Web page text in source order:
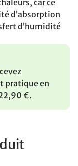
car ce
d’absorption
d’humidité
pratique en
€.